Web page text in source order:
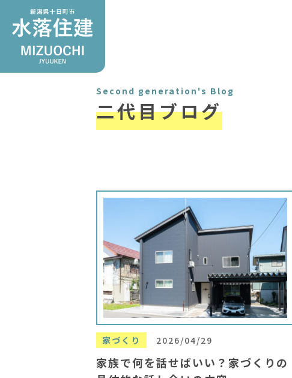
Second generation's Blog
二代目ブログ
家づくり 2026/04/29
家族で何を話せばいい？家づくりの